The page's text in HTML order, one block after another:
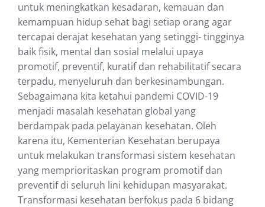
untuk meningkatkan kesadaran, kemauan dan
kemampuan hidup sehat bagi setiap orang agar
tercapai derajat kesehatan yang setinggi- tingginya
baik fisik, mental dan sosial melalui upaya
promotif, preventif, kuratif dan rehabilitatif secara
terpadu, menyeluruh dan berkesinambungan.
Sebagaimana kita ketahui pandemi COVID-19
menjadi masalah kesehatan global yang
berdampak pada pelayanan kesehatan. Oleh
karena itu, Kementerian Kesehatan berupaya
untuk melakukan transformasi sistem kesehatan
yang memprioritaskan program promotif dan
preventif di seluruh lini kehidupan masyarakat.
Transformasi kesehatan berfokus pada 6 bidang